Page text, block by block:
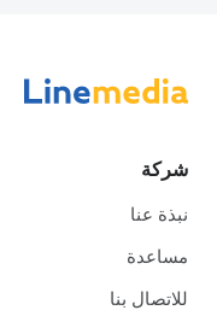
شركة
نبذة عنا
مساعدة
للاتصال بنا